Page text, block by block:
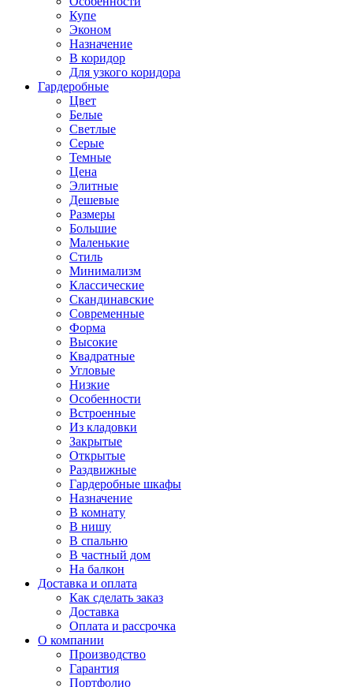
Купе
Эконом
Назначение
В коридор
Для узкого коридора
Гардеробные
Цвет
Белые
Светлые
Серые
Темные
Цена
Элитные
Дешевые
Размеры
Большие
Маленькие
Стиль
Минимализм
Классические
Скандинавские
Современные
Форма
Высокие
Квадратные
Угловые
Низкие
Особенности
Встроенные
Из кладовки
Закрытые
Открытые
Раздвижные
Гардеробные шкафы
Назначение
В комнату
В нишу
В спальню
В частный дом
На балкон
Доставка и оплата
Как сделать заказ
Доставка
Оплата и рассрочка
О компании
Производство
Гарантия
Портфолио